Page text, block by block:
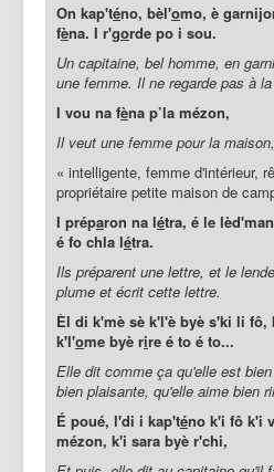
On kap'téno, bèl'omo, è
fèna. I r'gorde po i sou.
Un capitaine, bel homme, en
une femme. Il ne regarde pas à
I vou na fèna p’la mézon,
Il veut une femme pour la maison,
« intelligente, femme d'intérieur,
propriétaire petite maison de
I préparon na létra, é le
é fo chla létra.
Ils préparent une lettre, et le
plume et écrit cette lettre.
Èl di k'mè sè k'l'è byè s'ki li fô,
k'l'ome byè rire é to é
Elle dit comme ça qu'elle est
bien plaisante, qu'elle aime bien
É poué, l'di i kap'téno k'i fô k'i
mézon, k'i sara byè r'chi,